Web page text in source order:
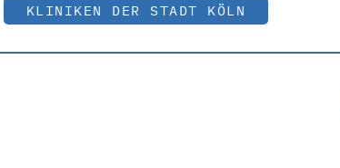
KLINIKEN DER STADT KÖLN